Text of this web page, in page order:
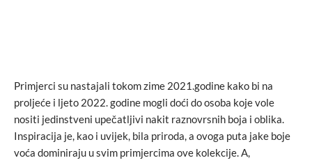
Primjerci su nastajali tokom zime 2021.godine kako bi na
proljeće i ljeto 2022. godine mogli doći do osoba koje vole
nositi jedinstveni upečatljivi nakit raznovrsnih boja i oblika.
Inspiracija je, kao i uvijek, bila priroda, a ovoga puta jake boje
voća dominiraju u svim primjercima ove kolekcije. A,